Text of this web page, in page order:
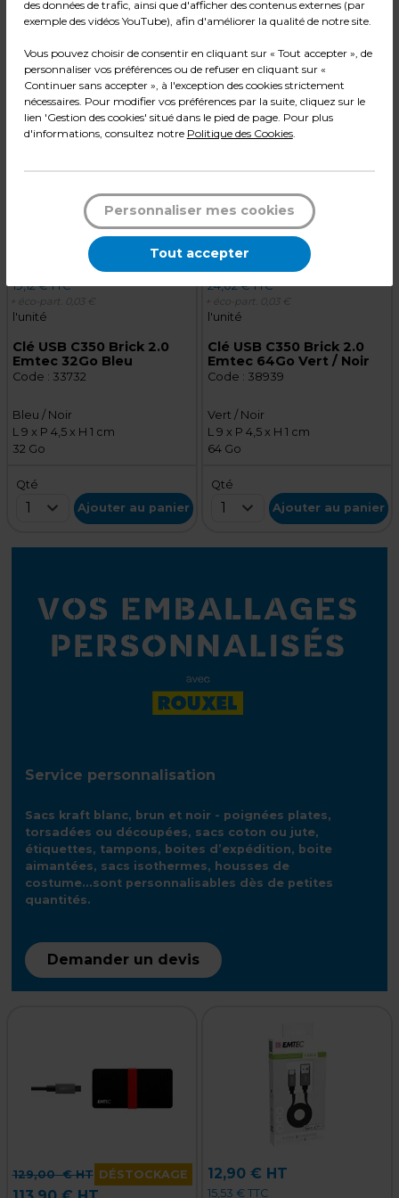
1 Ajouter au panier 1 Ajouter au panier
15,90 € HT
19,12 € TTC
+ éco-part. 0,03 €
l'unité
Clé USB C350 Brick 2.0
Emtec 32Go Bleu
Code : 33732
Bleu / Noir
L 9 x P 4,5 x H 1 cm
32 Go
Qté
1 Ajouter au panier
19,99 € HT
24,02 € TTC
+ éco-part. 0,03 €
l'unité
Clé USB C350 Brick 2.0
Emtec 64Go Vert / Noir
Code : 38939
Vert / Noir
L 9 x P 4,5 x H 1 cm
64 Go
Qté
1 Ajouter au panier
Service personnalisation
Sacs kraft blanc, brun et noir - poignées plates,
torsadées ou découpées, sacs coton ou jute,
étiquettes, tampons, boites d’expédition, boite
aimantées, sacs isothermes, housses de
costume...sont personnalisables dès de petites
quantités.
Demander un devis
129,00€ HT DÉSTOCKAGE 12,90 € HT
15,53 € TTC
des données de trafic, ainsi que d'afficher des contenus externes (par
exemple des vidéos YouTube), afin d'améliorer la qualité de notre site.
Vous pouvez choisir de consentir en cliquant sur « Tout accepter », de
personnaliser vos préférences ou de refuser en cliquant sur «
Continuer sans accepter », à l'exception des cookies strictement
nécessaires. Pour modifier vos préférences par la suite, cliquez sur le
lien 'Gestion des cookies' situé dans le pied de page. Pour plus
d'informations, consultez notre Politique des Cookies.
Personnaliser mes cookies
Tout accepter